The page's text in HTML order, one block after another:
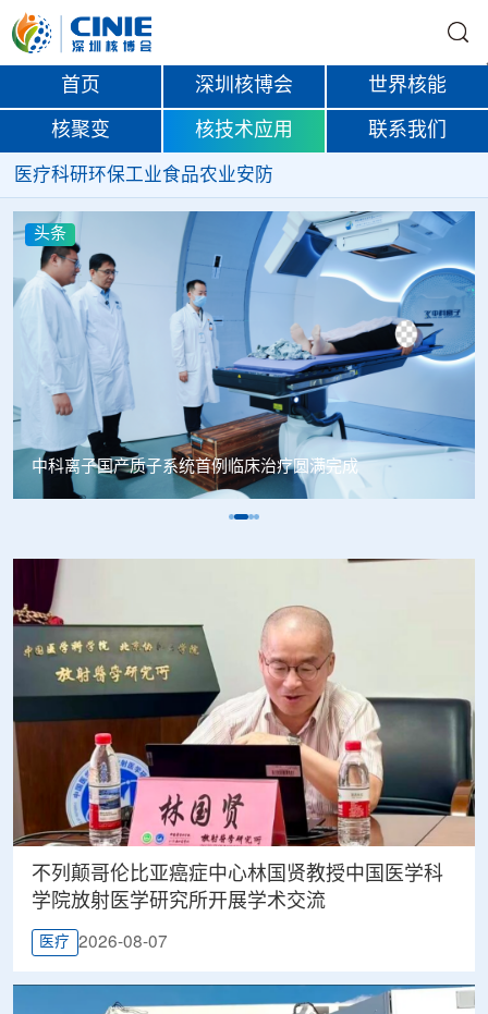
首页 深圳核博会 世界核能
核聚变 核技术应用 联系我们
医疗科研环保工业食品农业安防
头条
韩国忠清北道上半年农水产品放射性检测结果达标
不列颠哥伦比亚癌症中心林国贤教授中国医学科
学院放射医学研究所开展学术交流
医疗 2026-08-07